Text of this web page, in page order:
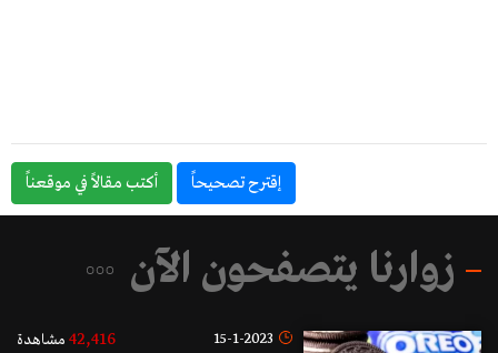
إقترح تصحيحاً أكتب مقالاً في موقعناً
زوارنا يتصفحون الآن
15-1-2023
42,416 مشاهدة